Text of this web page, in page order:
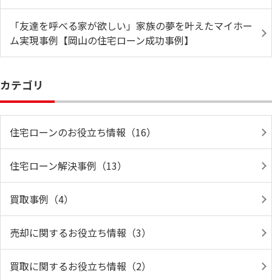
「友達を呼べる家が欲しい」家族の夢を叶えたマイホー
ム実現事例【岡山の住宅ローン成功事例】
カテゴリ
住宅ローンのお役立ち情報（16）
住宅ローン解決事例（13）
買取事例（4）
売却に関するお役立ち情報（3）
買取に関するお役立ち情報（2）